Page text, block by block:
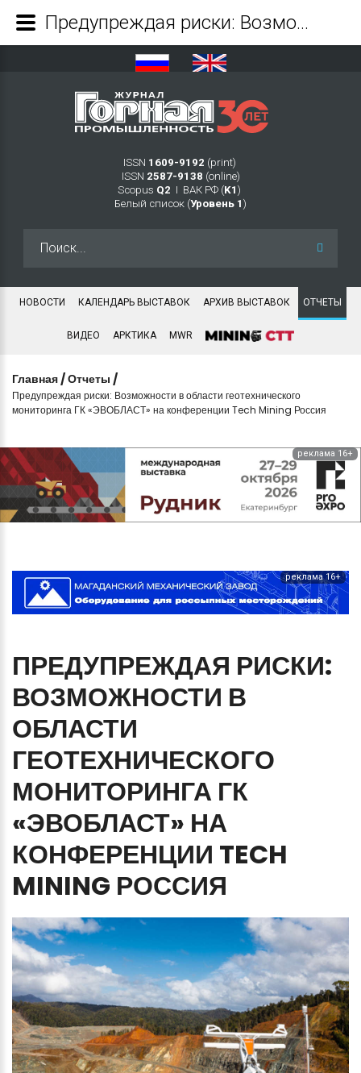
ISSN 1609-9192 (print)
ISSN 2587-9138 (online)
Scopus Q2 Ι ВАК РФ (K1 )
Белый список (Уровень 1 )
НОВОСТИ КАЛЕНДАРЬ ВЫСТАВОК АРХИВ ВЫСТАВОК ОТЧЕТЫ
ВИДЕО АРКТИКА MWR
Главная /Отчеты /
Предупреждая риски: Возможности в области геотехнического
мониторинга ГК «ЭВОБЛАСТ» на конференции Tech Mining Россия
реклама 16+
реклама 16+
ПРЕДУПРЕЖДАЯ РИСКИ:
ВОЗМОЖНОСТИ В
ОБЛАСТИ
ГЕОТЕХНИЧЕСКОГО
МОНИТОРИНГА ГК
«ЭВОБЛАСТ» НА
КОНФЕРЕНЦИИ TECH
MINING РОССИЯ
Предупреждая риски: Возможности в области геотехнического мониторинга ГК «ЭВОБЛАСТ» на конференции Tech Mining Россия - Журнал Горная промышленность